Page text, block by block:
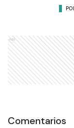
Ads
Comentarios